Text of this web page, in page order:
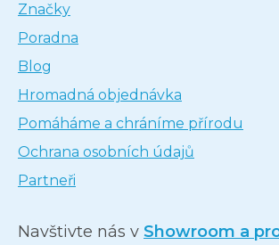
Značky
Poradna
Blog
Hromadná objednávka
Pomáháme a chráníme přírodu
Ochrana osobních údajů
Partneři
Navštivte nás v Showroom a